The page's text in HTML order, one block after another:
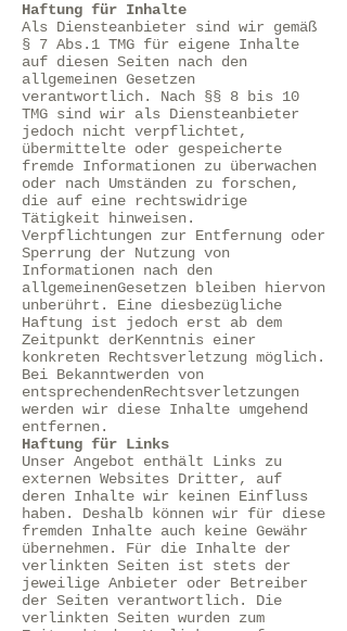
Haftung für Inhalte
Als Diensteanbieter sind wir gemäß
§ 7 Abs.1 TMG für eigene Inhalte
auf diesen Seiten nach den
allgemeinen Gesetzen
verantwortlich. Nach §§ 8 bis 10
TMG sind wir als Diensteanbieter
jedoch nicht verpflichtet,
übermittelte oder gespeicherte
fremde Informationen zu überwachen
oder nach Umständen zu forschen,
die auf eine rechtswidrige
Tätigkeit hinweisen.
Verpflichtungen zur Entfernung oder
Sperrung der Nutzung von
Informationen nach den
allgemeinenGesetzen bleiben hiervon
unberührt. Eine diesbezügliche
Haftung ist jedoch erst ab dem
Zeitpunkt derKenntnis einer
konkreten Rechtsverletzung möglich.
Bei Bekanntwerden von
entsprechendenRechtsverletzungen
werden wir diese Inhalte umgehend
entfernen.
Haftung für Links
Unser Angebot enthält Links zu
externen Websites Dritter, auf
deren Inhalte wir keinen Einfluss
haben. Deshalb können wir für diese
fremden Inhalte auch keine Gewähr
übernehmen. Für die Inhalte der
verlinkten Seiten ist stets der
jeweilige Anbieter oder Betreiber
der Seiten verantwortlich. Die
verlinkten Seiten wurden zum